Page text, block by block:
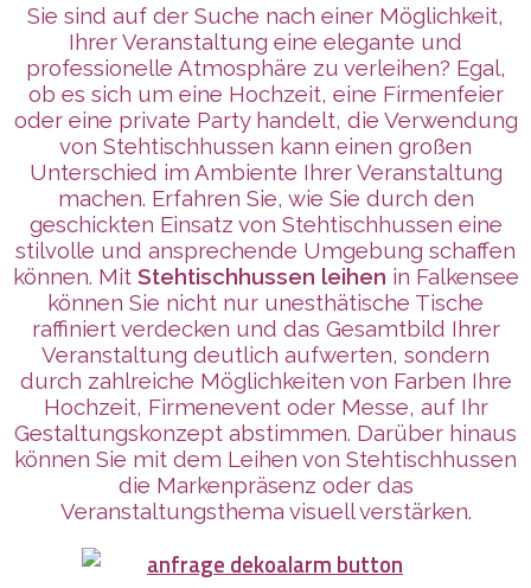
Sie sind auf der Suche nach einer Möglichkeit,
Ihrer Veranstaltung eine elegante und
professionelle Atmosphäre zu verleihen? Egal,
ob es sich um eine Hochzeit, eine Firmenfeier
oder eine private Party handelt, die Verwendung
von Stehtischhussen kann einen großen
Unterschied im Ambiente Ihrer Veranstaltung
machen. Erfahren Sie, wie Sie durch den
geschickten Einsatz von Stehtischhussen eine
stilvolle und ansprechende Umgebung schaffen
können. Mit Stehtischhussen leihen in Falkensee
können Sie nicht nur unesthätische Tische
raffiniert verdecken und das Gesamtbild Ihrer
Veranstaltung deutlich aufwerten, sondern
durch zahlreiche Möglichkeiten von Farben Ihre
Hochzeit, Firmenevent oder Messe, auf Ihr
Gestaltungskonzept abstimmen. Darüber hinaus
können Sie mit dem Leihen von Stehtischhussen
die Markenpräsenz oder das
Veranstaltungsthema visuell verstärken.